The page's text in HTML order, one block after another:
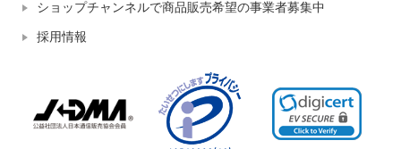
ショップチャンネルで商品販売希望の事業者募集中
採用情報